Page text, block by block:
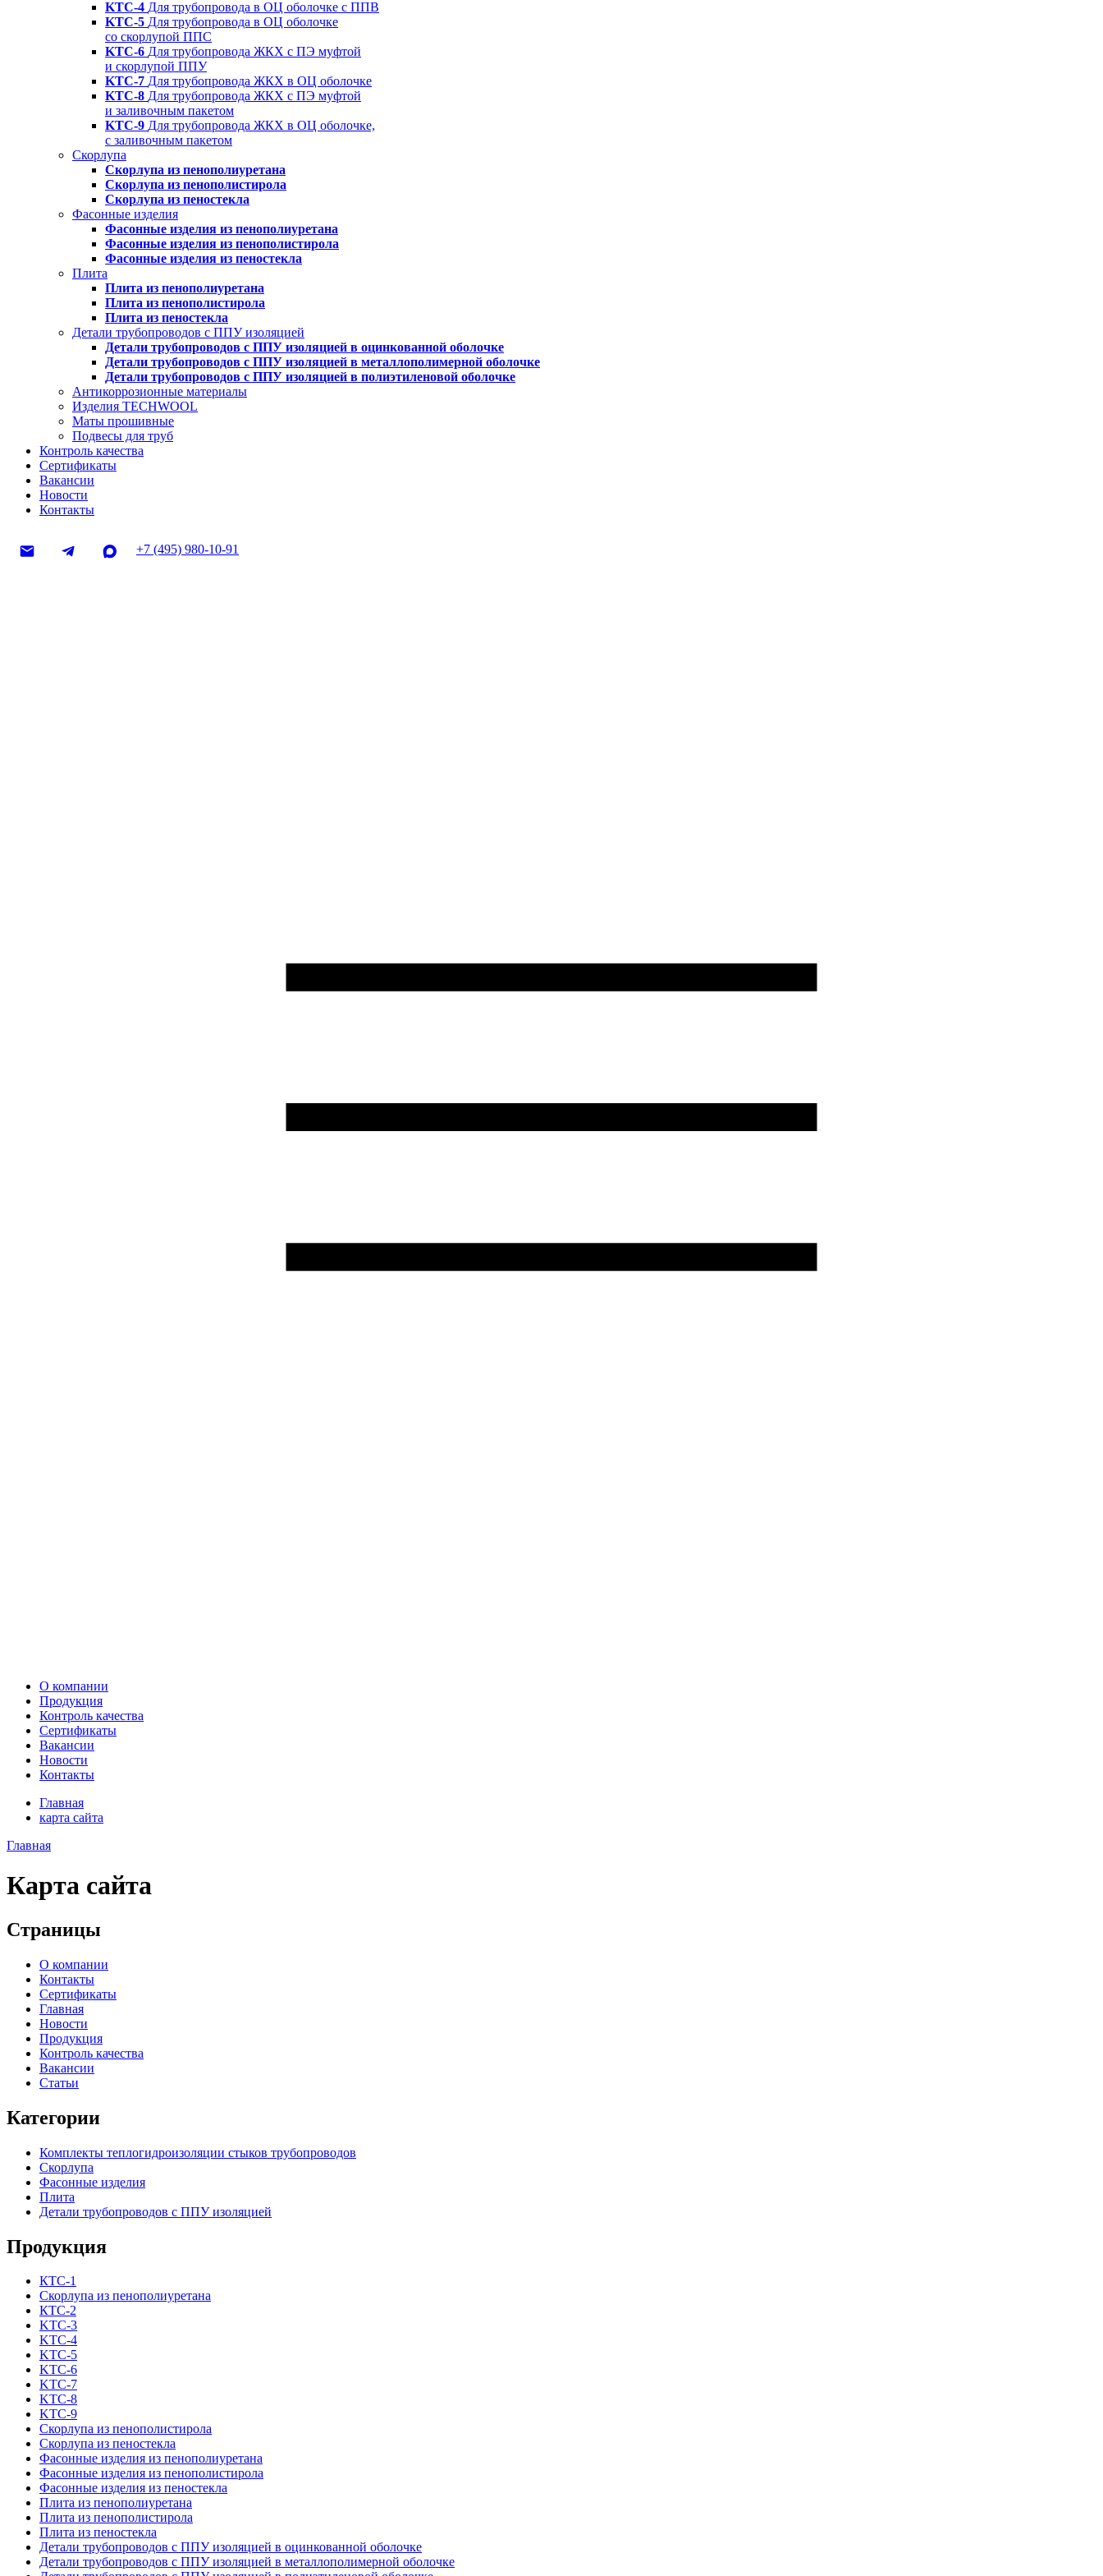
KTC-4 Для трубопровода в ОЦ оболочке с ППВ
KTC-5 Для трубопровода в ОЦ оболочке
со скорлупой ППС
KTC-6 Для трубопровода ЖКХ с ПЭ муфтой
и скорлупой ППУ
KTC-7 Для трубопровода ЖКХ в ОЦ оболочке
KTC-8 Для трубопровода ЖКХ с ПЭ муфтой
и заливочным пакетом
KTC-9 Для трубопровода ЖКХ в ОЦ оболочке,
с заливочным пакетом
Скорлупа
Скорлупа из пенополиуретана
Скорлупа из пенополистирола
Скорлупа из пеностекла
Фасонные изделия
Фасонные изделия из пенополиуретана
Фасонные изделия из пенополистирола
Фасонные изделия из пеностекла
Плита
Плита из пенополиуретана
Плита из пенополистирола
Плита из пеностекла
Детали трубопроводов с ППУ изоляцией
Детали трубопроводов с ППУ изоляцией в оцинкованной оболочке
Детали трубопроводов с ППУ изоляцией в металлополимерной оболочке
Детали трубопроводов с ППУ изоляцией в полиэтиленовой оболочке
Антикоррозионные материалы
Изделия TECHWOOL
Маты прошивные
Подвесы для труб
Контроль качества
Сертификаты
Вакансии
Новости
Контакты
+7 (495) 980-10-91
О компании
Продукция
Контроль качества
Сертификаты
Вакансии
Новости
Контакты
Главная
карта сайта
Главная
Карта сайта
Страницы
О компании
Контакты
Сертификаты
Главная
Новости
Продукция
Контроль качества
Вакансии
Статьи
Категории
Комплекты теплогидроизоляции стыков трубопроводов
Скорлупа
Фасонные изделия
Плита
Детали трубопроводов с ППУ изоляцией
Продукция
КТС-1
Скорлупа из пенополиуретана
КТС-2
KTC-3
KTC-4
KTC-5
KTC-6
KTC-7
KTC-8
KTC-9
Скорлупа из пенополистирола
Скорлупа из пеностекла
Фасонные изделия из пенополиуретана
Фасонные изделия из пенополистирола
Фасонные изделия из пеностекла
Плита из пенополиуретана
Плита из пенополистирола
Плита из пеностекла
Детали трубопроводов с ППУ изоляцией в оцинкованной оболочке
Детали трубопроводов с ППУ изоляцией в металлополимерной оболочке